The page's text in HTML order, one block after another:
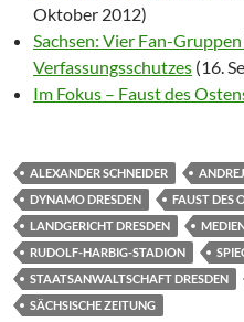
Oktober 2012)
Sachsen: Vier Fan-
Verfassungsschutzes (16.
Im Fokus – Faust des
ALEXANDER SCHNEIDER
DYNAMO DRESDEN
FAUST DES
LANDGERICHT DRESDEN
RUDOLF-HARBIG-STADION
STAATSANWALTSCHAFT DRESDEN
SÄCHSISCHE ZEITUNG